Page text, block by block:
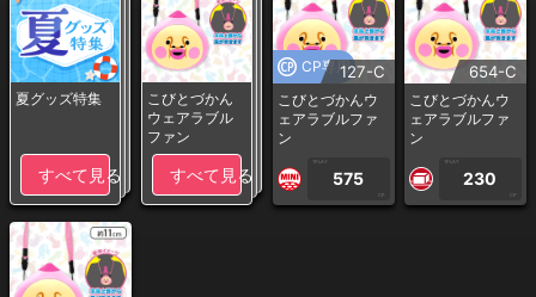
夏グッズ特集
すべて見る
こびとづかん
ウェアラブル
ファン
すべて見る
CP専用127-C
こびとづかんウ
ェアラブルファ
ン
1PLAY
575
CP
654-C
こびとづかんウ
ェアラブルファ
ン
1PLAY
230
CP